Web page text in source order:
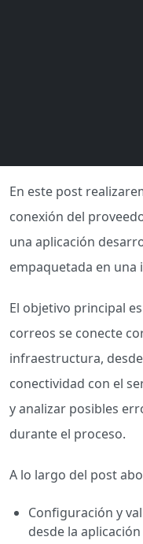
En este post
conexión del
una aplicación
empaquetada en una
El objetivo principal
correos se conecte
infraestructura,
conectividad con el
y analizar posibles
durante el proceso.
A lo largo del post
Configuración y
desde la